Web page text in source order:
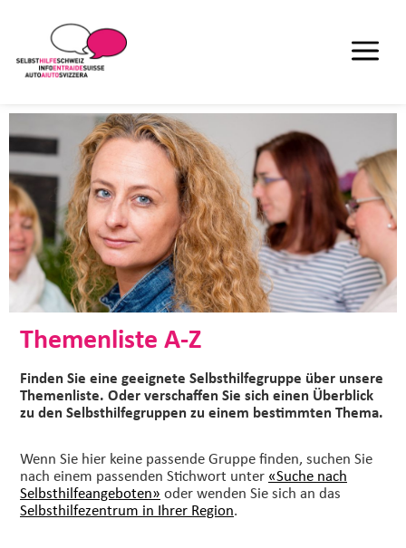
Themenliste A-Z
Finden Sie eine geeignete Selbsthilfegruppe über unsere
Themenliste. Oder verschaffen Sie sich einen Überblick
zu den Selbsthilfegruppen zu einem bestimmten Thema.
Wenn Sie hier keine passende Gruppe finden, suchen Sie
nach einem passenden Stichwort unter «Suche nach
Selbsthilfeangeboten» oder wenden Sie sich an das
Selbsthilfezentrum in Ihrer Region.